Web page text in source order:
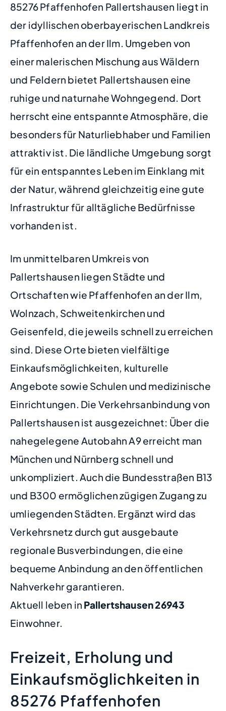
85276 Pfaffenhofen Pallertshausen liegt in
der idyllischen oberbayerischen Landkreis
Pfaffenhofen an der Ilm. Umgeben von
einer malerischen Mischung aus Wäldern
und Feldern bietet Pallertshausen eine
ruhige und naturnahe Wohngegend. Dort
herrscht eine entspannte Atmosphäre, die
besonders für Naturliebhaber und Familien
attraktiv ist. Die ländliche Umgebung sorgt
für ein entspanntes Leben im Einklang mit
der Natur, während gleichzeitig eine gute
Infrastruktur für alltägliche Bedürfnisse
vorhanden ist.
Im unmittelbaren Umkreis von
Pallertshausen liegen Städte und
Ortschaften wie Pfaffenhofen an der Ilm,
Wolnzach, Schweitenkirchen und
Geisenfeld, die jeweils schnell zu erreichen
sind. Diese Orte bieten vielfältige
Einkaufsmöglichkeiten, kulturelle
Angebote sowie Schulen und medizinische
Einrichtungen. Die Verkehrsanbindung von
Pallertshausen ist ausgezeichnet: Über die
nahegelegene Autobahn A9 erreicht man
München und Nürnberg schnell und
unkompliziert. Auch die Bundesstraßen B13
und B300 ermöglichen zügigen Zugang zu
umliegenden Städten. Ergänzt wird das
Verkehrsnetz durch gut ausgebaute
regionale Busverbindungen, die eine
bequeme Anbindung an den öffentlichen
Nahverkehr garantieren.
Aktuell leben in Pallertshausen26943
Einwohner.
Freizeit, Erholung und
Einkaufsmöglichkeiten in
85276 Pfaffenhofen